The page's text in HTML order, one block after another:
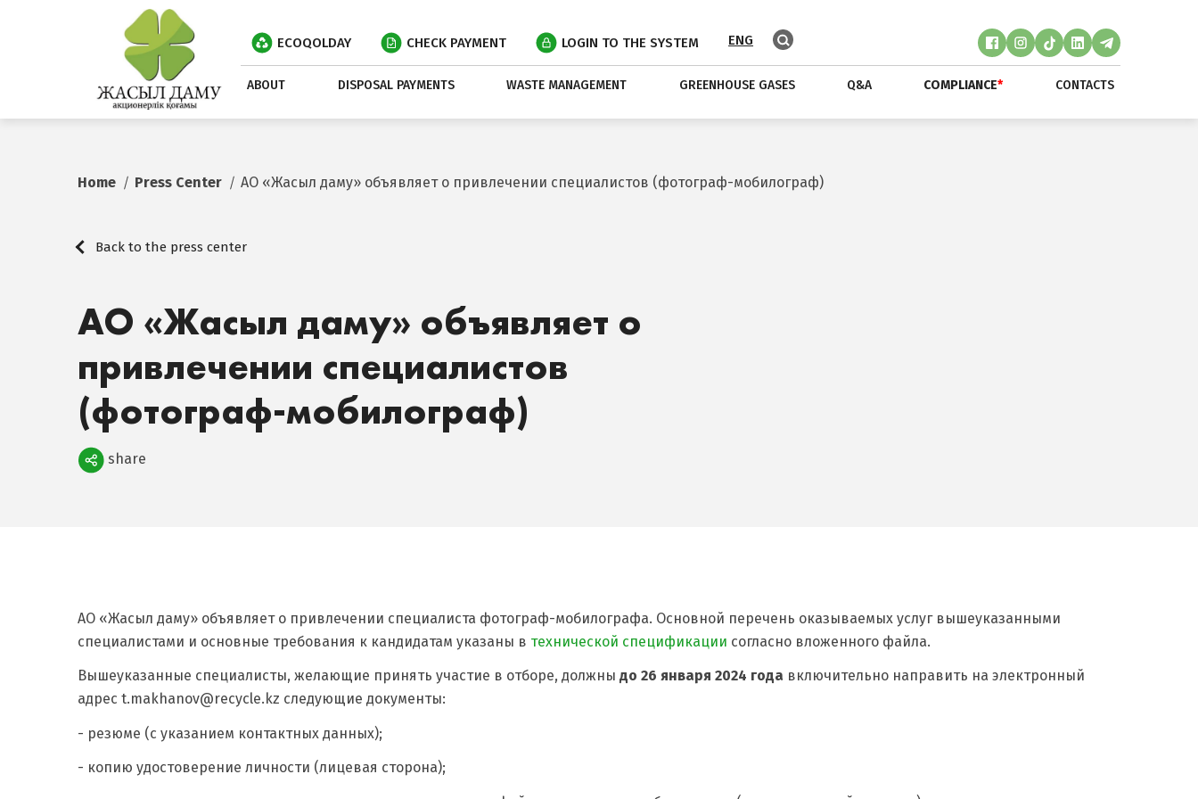
ECOQOLDAY CHECK PAYMENT LOGIN TO THE SYSTEM ENG
ABOUT DISPOSAL PAYMENTS WASTE MANAGEMENT GREENHOUSE GASES Q&A COMPLIANCE* CONTACTS
Home Press Center АО «Жасыл даму» объявляет о привлечении специалистов (фотограф-мобилограф)
Back to the press center
АО «Жасыл даму» объявляет о
привлечении специалистов
(фотограф-мобилограф)
Поделиться
share
АО «Жасыл даму» объявляет о привлечении специалиста фотограф-мобилографа. Основной перечень оказываемых услуг вышеуказанными
специалистами и основные требования к кандидатам указаны в технической спецификации согласно вложенного файла.
Вышеуказанные специалисты, желающие принять участие в отборе, должны до 26 января 2024 года включительно направить на электронный
адрес t.makhanov@recycle.kz следующие документы:
- резюме (с указанием контактных данных);
- копию удостоверение личности (лицевая сторона);